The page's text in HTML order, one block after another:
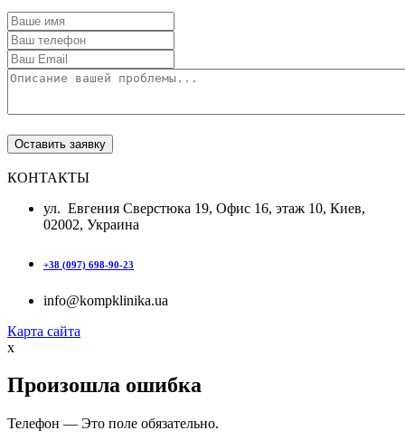
КОНТАКТЫ
ул. Евгения Сверстюка 19, Офис 16, этаж 10, Киев,
02002, Украина
+38 (097) 698-90-23
info@kompklinika.ua
Карта сайта
x
Произошла ошибка
Телефон — Это поле обязательно.